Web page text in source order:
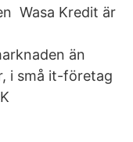
Wasa Kredit är
än
i små it-företag